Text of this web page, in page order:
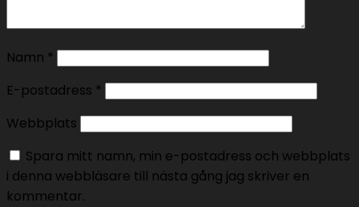
Namn *
E-postadress *
Webbplats
Spara mitt namn, min e-postadress och webbplats
i denna webbläsare till nästa gång jag skriver en
kommentar.